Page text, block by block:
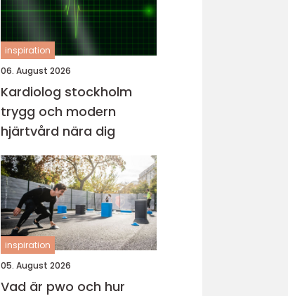
inspiration
06. August 2026
Kardiolog stockholm
trygg och modern
hjärtvård nära dig
inspiration
05. August 2026
Vad är pwo och hur